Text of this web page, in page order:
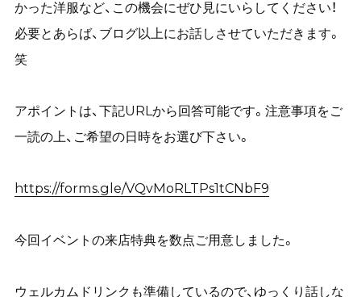
かった洋服など、この機会にぜひ見にいらしてください！
必要とあらば、ブログ以上にお話しさせていただきます。
笑
アポイントは、下記URLから回答可能です。注意事項をご
一読の上、ご希望の日時をお選び下さい。
https://forms.gle/VQvMoRLTPs1tCNbF9
今回イベントの来店特典を数点ご用意しました。
ウェルカムドリンクも準備しているので、ゆっくり話しな